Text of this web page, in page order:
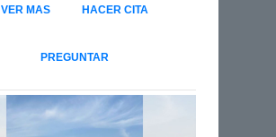
VER MAS HACER CITA
PREGUNTAR